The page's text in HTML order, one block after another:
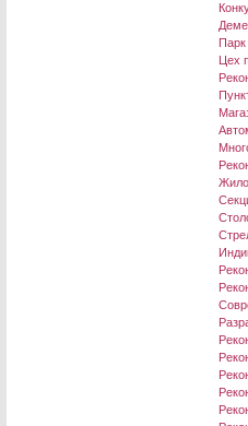
Парк
Цех